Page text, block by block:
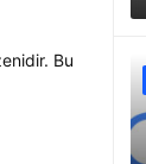
Bu